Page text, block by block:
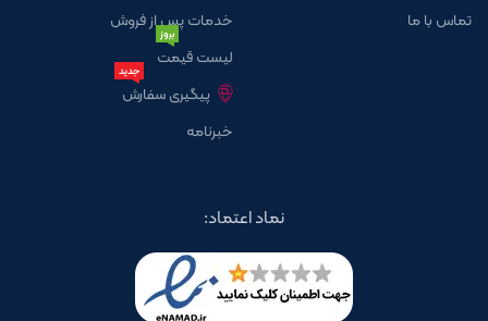
تماس با ما
خدمات پس از فروش
لیست قیمت
بروز
پیگیری سفارش
جدید
خبرنامه
نماد اعتماد: